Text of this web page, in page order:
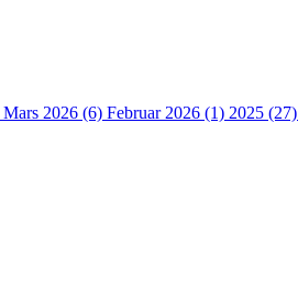
Mars 2026 (6) Februar 2026 (1) 2025 (27)